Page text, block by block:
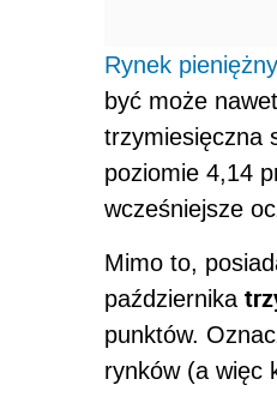
Rynek pieniężny
być może
trzymiesięczna
poziomie 4,14
wcześniejsze
Mimo to,
października
punktów.
rynków (a więc